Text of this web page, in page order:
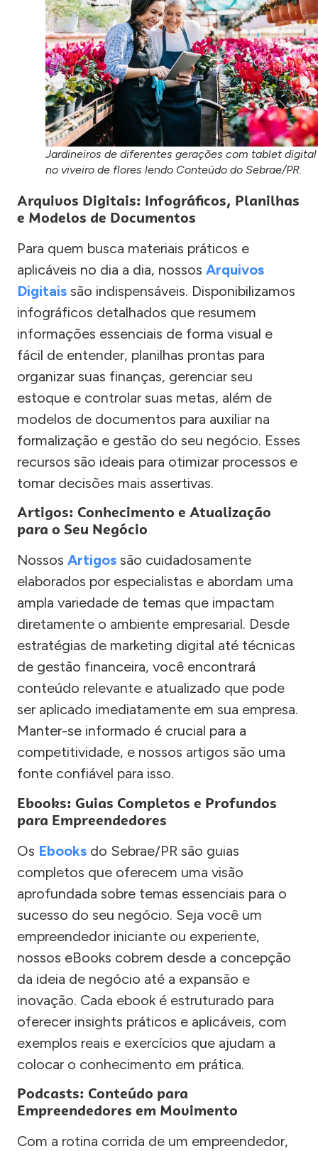
Jardineiros de diferentes gerações com tablet digital
no viveiro de flores lendo Conteúdo do Sebrae/PR.
Arquivos Digitais: Infográficos, Planilhas
e Modelos de Documentos
Para quem busca materiais práticos e
aplicáveis no dia a dia, nossos Arquivos
Digitais são indispensáveis. Disponibilizamos
infográficos detalhados que resumem
informações essenciais de forma visual e
fácil de entender, planilhas prontas para
organizar suas finanças, gerenciar seu
estoque e controlar suas metas, além de
modelos de documentos para auxiliar na
formalização e gestão do seu negócio. Esses
recursos são ideais para otimizar processos e
tomar decisões mais assertivas.
Artigos: Conhecimento e Atualização
para o Seu Negócio
Nossos Artigos são cuidadosamente
elaborados por especialistas e abordam uma
ampla variedade de temas que impactam
diretamente o ambiente empresarial. Desde
estratégias de marketing digital até técnicas
de gestão financeira, você encontrará
conteúdo relevante e atualizado que pode
ser aplicado imediatamente em sua empresa.
Manter-se informado é crucial para a
competitividade, e nossos artigos são uma
fonte confiável para isso.
Ebooks: Guias Completos e Profundos
para Empreendedores
Os Ebooks do Sebrae/PR são guias
completos que oferecem uma visão
aprofundada sobre temas essenciais para o
sucesso do seu negócio. Seja você um
empreendedor iniciante ou experiente,
nossos eBooks cobrem desde a concepção
da ideia de negócio até a expansão e
inovação. Cada ebook é estruturado para
oferecer insights práticos e aplicáveis, com
exemplos reais e exercícios que ajudam a
colocar o conhecimento em prática.
Podcasts: Conteúdo para
Empreendedores em Movimento
Com a rotina corrida de um empreendedor,